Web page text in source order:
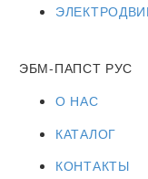
ЭБМ-ПАПСТ РУС
О НАС
КАТАЛОГ
КОНТАКТЫ